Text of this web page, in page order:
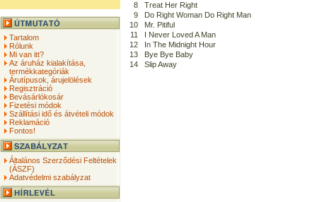
Tartalom
Rólunk
Mi van itt?
Az áruház kialakítása,
termékkategóriák
Árutípusok, árujelölések
Regisztráció
Bevásárlókosár
Fizetési módok
Szállítási idő és átvételi módok
Reklamáció
Fontos!
Általános Szerződési Feltételek
(ÁSZF)
Adatvédelmi szabályzat
8
Treat Her Right
9
Do Right Woman Do Right Man
10
Mr. Pitiful
11
I Never Loved A Man
12
In The Midnight Hour
13
Bye Bye Baby
14
Slip Away